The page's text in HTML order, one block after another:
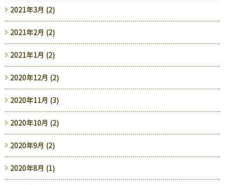
2021年3月 (2)
2021年2月 (2)
2021年1月 (2)
2020年12月 (2)
2020年11月 (3)
2020年10月 (2)
2020年9月 (2)
2020年8月 (1)